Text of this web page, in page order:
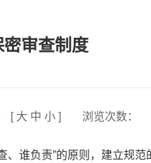
审查制度
[ 大 中 小] 浏览次数：
谁负责”的原则，建立规范